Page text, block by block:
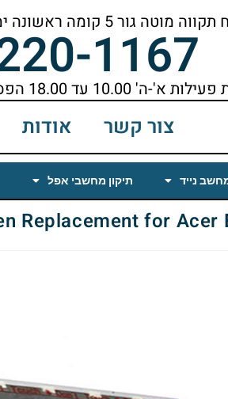
מוטה גור 5 קומה ראשונה ימינה מהמעלית עד הסוף
1167
10.00 עד 18.00 הפסקת צהריים 14.00-15.00
צור קשר אודות
נייד תיקון מחשבי אפל